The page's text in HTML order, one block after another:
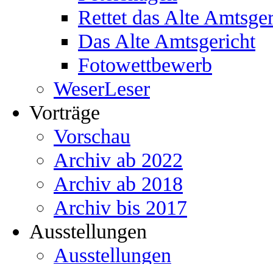
Rettet das Alte
Das Alte Amtsgericht
Fotowettbewerb
WeserLeser
Vorträge
Vorschau
Archiv ab 2022
Archiv ab 2018
Archiv bis 2017
Ausstellungen
Ausstellungen